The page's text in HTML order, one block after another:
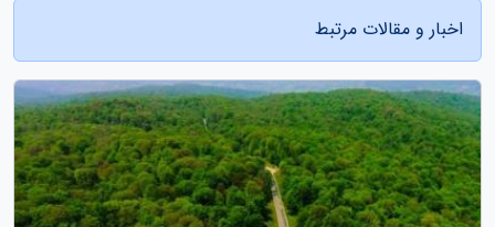
اخبار و مقالات مرتبط